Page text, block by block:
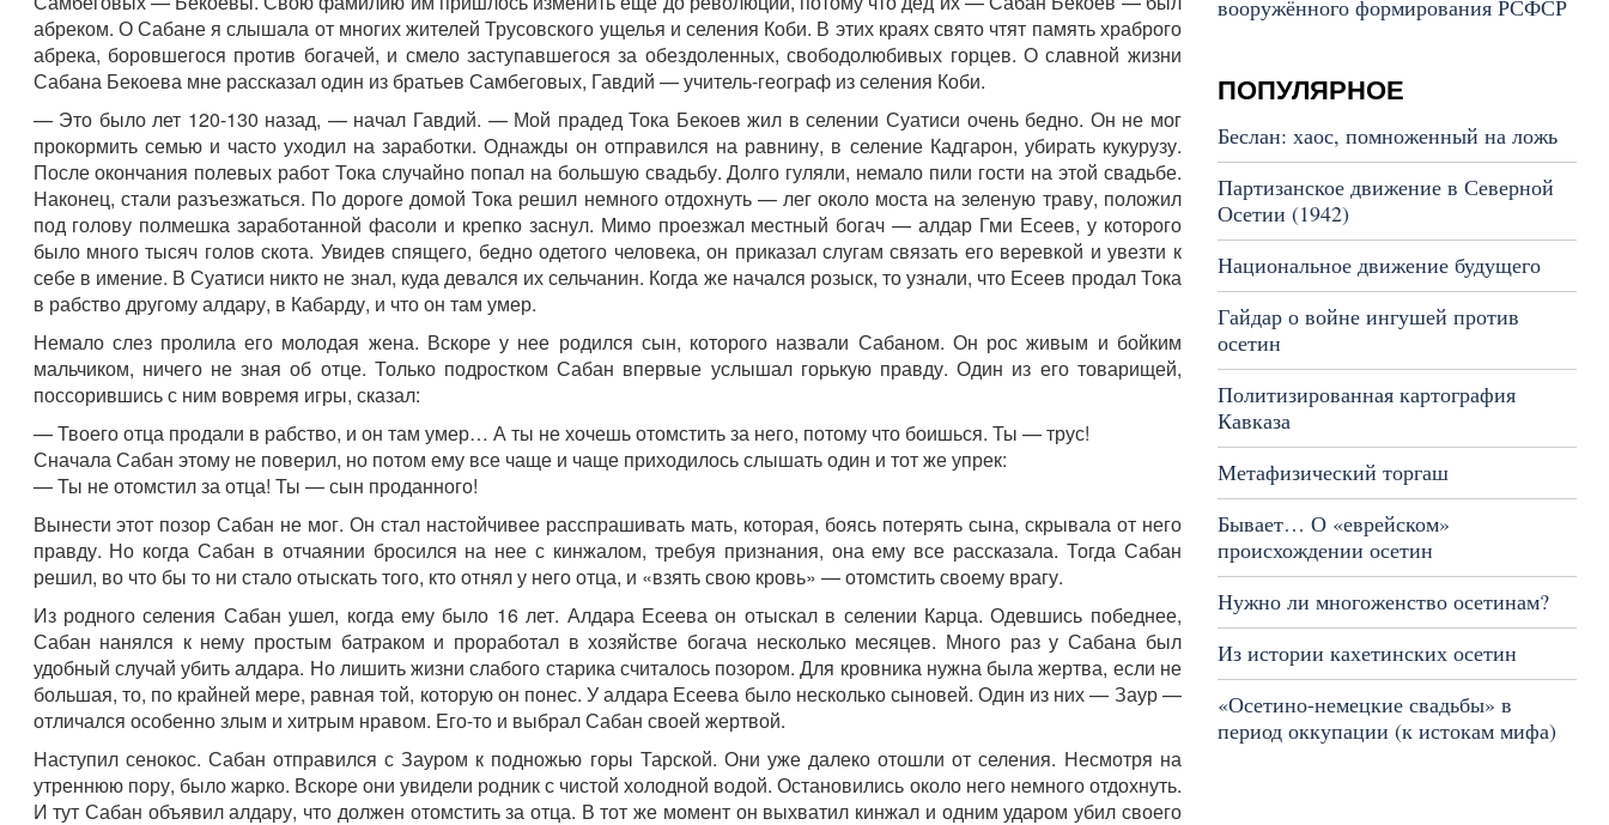
вооружённого формирования РСФСР
ПОПУЛЯРНОЕ
Беслан: хаос, помноженный на ложь
Партизанское движение в Северной
Осетии (1942)
Национальное движение будущего
Гайдар о войне ингушей против
осетин
Политизированная картография
Кавказа
Метафизический торгаш
Бывает… О «еврейском»
происхождении осетин
Нужно ли многоженство осетинам?
Из истории кахетинских осетин
«Осетино-немецкие свадьбы» в
период оккупации (к истокам мифа)
абреком. О Сабане я слышала от многих жителей Трусовского ущелья и селения Коби. В этих краях свято чтят память храброго
абрека, боровшегося против богачей, и смело заступавшегося за обездоленных, свободолюбивых горцев. О славной жизни
Сабана Бекоева мне рассказал один из братьев Самбеговых, Гавдий — учитель-географ из селения Коби.
— Это было лет 120-130 назад, — начал Гавдий. — Мой прадед Тока Бекоев жил в селении Суатиси очень бедно. Он не мог
прокормить семью и часто уходил на заработки. Однажды он отправился на равнину, в селение Кадгарон, убирать кукурузу.
После окончания полевых работ Тока случайно попал на большую свадьбу. Долго гуляли, немало пили гости на этой свадьбе.
Наконец, стали разъезжаться. По дороге домой Тока решил немного отдохнуть — лег около моста на зеленую траву, положил
под голову полмешка заработанной фасоли и крепко заснул. Мимо проезжал местный богач — алдар Гми Есеев, у которого
было много тысяч голов скота. Увидев спящего, бедно одетого человека, он приказал слугам связать его веревкой и увезти к
себе в имение. В Суатиси никто не знал, куда девался их сельчанин. Когда же начался розыск, то узнали, что Есеев продал Тока
в рабство другому алдару, в Кабарду, и что он там умер.
Немало слез пролила его молодая жена. Вскоре у нее родился сын, которого назвали Сабаном. Он рос живым и бойким
мальчиком, ничего не зная об отце. Только подростком Сабан впервые услышал горькую правду. Один из его товарищей,
поссорившись с ним вовремя игры, сказал:
— Твоего отца продали в рабство, и он там умер… А ты не хочешь отомстить за него, потому что боишься. Ты — трус!
Сначала Сабан этому не поверил, но потом ему все чаще и чаще приходилось слышать один и тот же упрек:
— Ты не отомстил за отца! Ты — сын проданного!
Вынести этот позор Сабан не мог. Он стал настойчивее расспрашивать мать, которая, боясь потерять сына, скрывала от него
правду. Но когда Сабан в отчаянии бросился на нее с кинжалом, требуя признания, она ему все рассказала. Тогда Сабан
решил, во что бы то ни стало отыскать того, кто отнял у него отца, и «взять свою кровь» — отомстить своему врагу.
Из родного селения Сабан ушел, когда ему было 16 лет. Алдара Есеева он отыскал в селении Карца. Одевшись победнее,
Сабан нанялся к нему простым батраком и проработал в хозяйстве богача несколько месяцев. Много раз у Сабана был
удобный случай убить алдара. Но лишить жизни слабого старика считалось позором. Для кровника нужна была жертва, если не
большая, то, по крайней мере, равная той, которую он понес. У алдара Есеева было несколько сыновей. Один из них — Заур —
отличался особенно злым и хитрым нравом. Его-то и выбрал Сабан своей жертвой.
Наступил сенокос. Сабан отправился с Зауром к подножью горы Тарской. Они уже далеко отошли от селения. Несмотря на
утреннюю пору, было жарко. Вскоре они увидели родник с чистой холодной водой. Остановились около него немного отдохнуть.
И тут Сабан объявил алдару, что должен отомстить за отца. В тот же момент он выхватил кинжал и одним ударом убил своего